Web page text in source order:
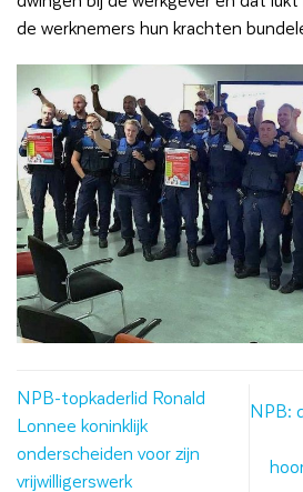
de werknemers hun krachten
NPB-topkaderlid Ronald
Lonnee koninklijk
onderscheiden voor zijn
vrijwilligerswerk
NPB: